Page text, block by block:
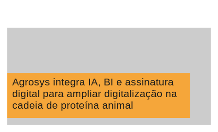
Agrosys integra IA, BI e assinatura
digital para ampliar digitalização na
cadeia de proteína animal